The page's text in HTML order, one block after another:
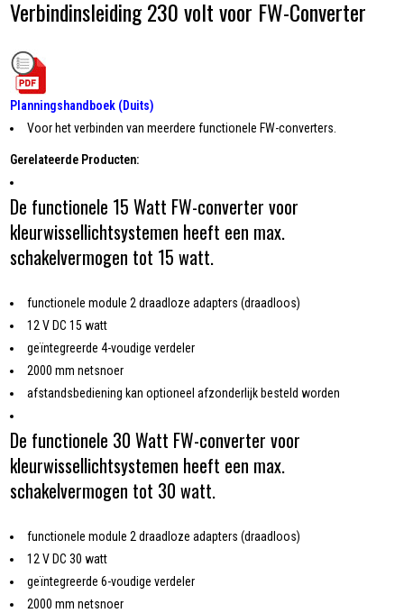
Verbindinsleiding 230 volt voor FW-Converter
Planningshandboek (Duits)
Voor het verbinden van meerdere functionele FW-converters.
Gerelateerde Producten:
De functionele 15 Watt FW-converter voor
kleurwissellichtsystemen heeft een max.
schakelvermogen tot 15 watt.
functionele module 2 draadloze adapters (draadloos)
12 V DC 15 watt
geïntegreerde 4-voudige verdeler
2000 mm netsnoer
afstandsbediening kan optioneel afzonderlijk besteld worden
De functionele 30 Watt FW-converter voor
kleurwissellichtsystemen heeft een max.
schakelvermogen tot 30 watt.
functionele module 2 draadloze adapters (draadloos)
12 V DC 30 watt
geïntegreerde 6-voudige verdeler
2000 mm netsnoer